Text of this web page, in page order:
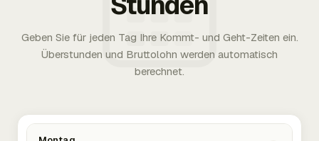
Geben Sie für jeden Tag Ihre Kommt- und Geht-Zeiten ein.
Überstunden und Bruttolohn werden automatisch
berechnet.